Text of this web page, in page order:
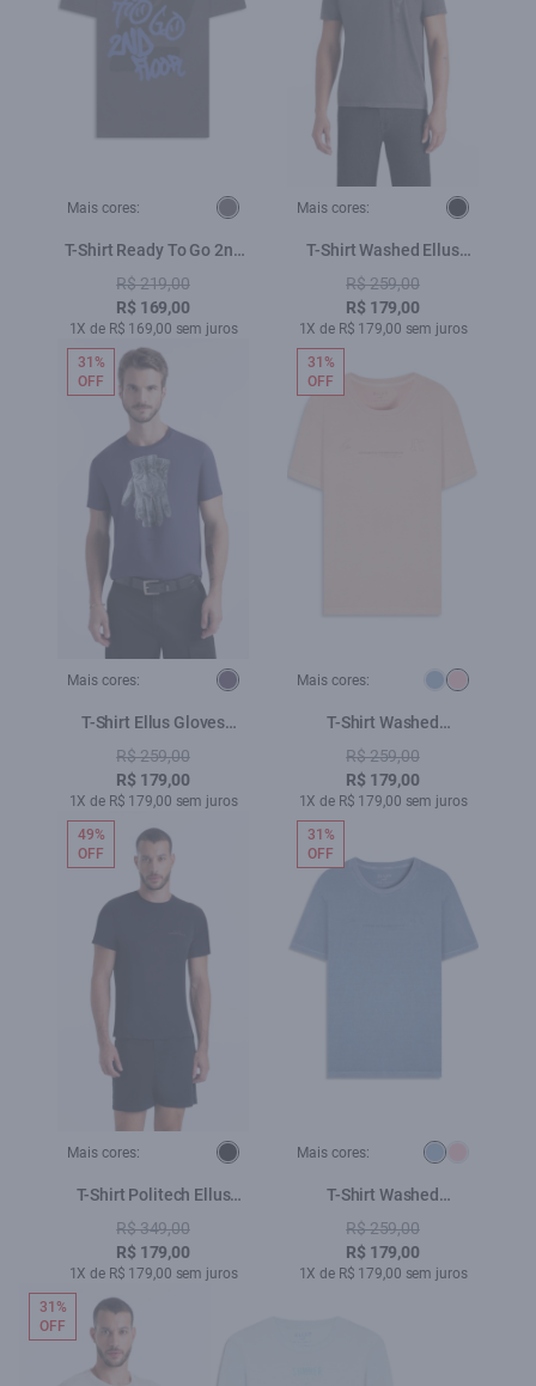
Mais cores:
T-Shirt Ready To Go 2nd
Floor Grafite
R$ 219,00
R$ 169,00
1X de R$ 169,00 sem juros
Mais cores:
T-Shirt Washed Ellus
Preto
R$ 259,00
R$ 179,00
1X de R$ 179,00 sem juros
Mais cores:
T-Shirt Ellus Gloves
Classic Purple Blue
R$ 259,00
R$ 179,00
1X de R$ 179,00 sem juros
31%
OFF
Mais cores:
T-Shirt Washed
Essentials Blush
R$ 259,00
R$ 179,00
1X de R$ 179,00 sem juros
31%
OFF
Mais cores:
T-Shirt Politech Ellus
Sportdlx Preto
R$ 349,00
R$ 179,00
1X de R$ 179,00 sem juros
49%
OFF
Mais cores:
T-Shirt Washed
Essentials Azul Pervante
R$ 259,00
R$ 179,00
1X de R$ 179,00 sem juros
31%
OFF
31%
OFF